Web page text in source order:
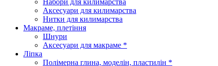
Аксесуари для килимарства
Нитки для килимарства
Макраме, плетіння
Шнури
Аксесуари для макраме *
Ліпка
Полімерна глина, моделін, пластилін *